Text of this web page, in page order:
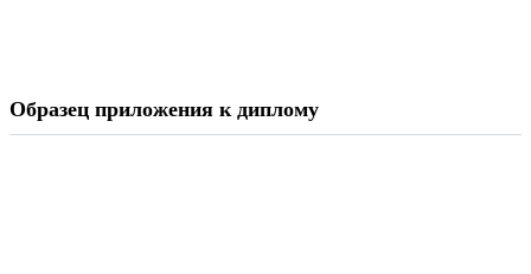
Образец приложения к диплому